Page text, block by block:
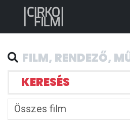
KERESÉS
Összes film